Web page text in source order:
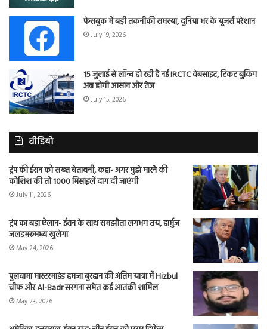
फेसबुक में बड़ी तकनीकी समस्या, दुनिया भर के यूजर्स परेशान
July 19, 2026
15 जुलाई से लॉन्च हो रही है नई IRCTC वेबसाइट, टिकट बुकिंग
अब होगी आसान और तेज
July 15, 2026
वीडियो
ट्रंप की ईरान को सख्त चेतावनी, कहा- अगर मुझे मारने की
कोशिश की तो 1000 मिसाइलें दाग दी जाएंगी
July 11, 2026
ट्रंप का बड़ा ऐलान- ईरान के साथ समझौता लगभग तय, हार्मुज
जलडमरूमध्य खुलेगा
May 24, 2026
पुलवामा मास्टरमाइंड हमजा बुरहान की अंतिम यात्रा में Hizbul
चीफ और Al-Badr सरगना समेत कई आतंकी शामिल
May 23, 2026